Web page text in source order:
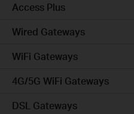
Access Plus
Wired Gateways
WiFi Gateways
4G/5G WiFi Gateways
DSL Gateways